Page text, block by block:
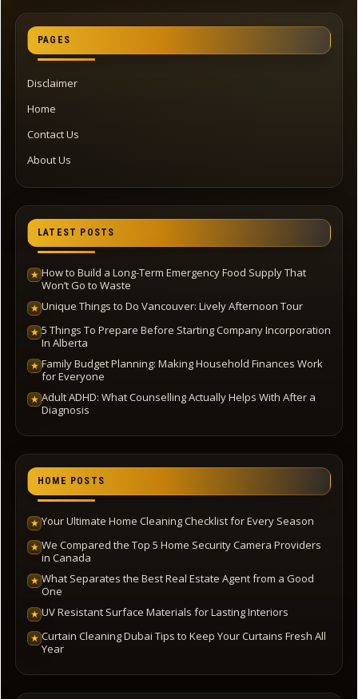
PAGES
Disclaimer
Home
Contact Us
About Us
LATEST POSTS
★ How to Build a Long-Term Emergency Food Supply That
Won’t Go to Waste
★ Unique Things to Do Vancouver: Lively Afternoon Tour
★ 5 Things To Prepare Before Starting Company Incorporation
In Alberta
★ Family Budget Planning: Making Household Finances Work
for Everyone
★ Adult ADHD: What Counselling Actually Helps With After a
Diagnosis
HOME POSTS
★ Your Ultimate Home Cleaning Checklist for Every Season
★ We Compared the Top 5 Home Security Camera Providers
in Canada
★ What Separates the Best Real Estate Agent from a Good
One
★ UV Resistant Surface Materials for Lasting Interiors
★ Curtain Cleaning Dubai Tips to Keep Your Curtains Fresh All
Year